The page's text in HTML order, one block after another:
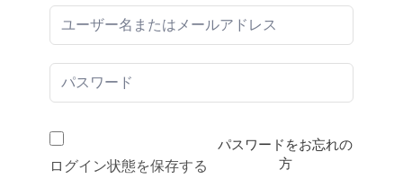
ログイン状態を保存する
パスワードをお忘れの
方